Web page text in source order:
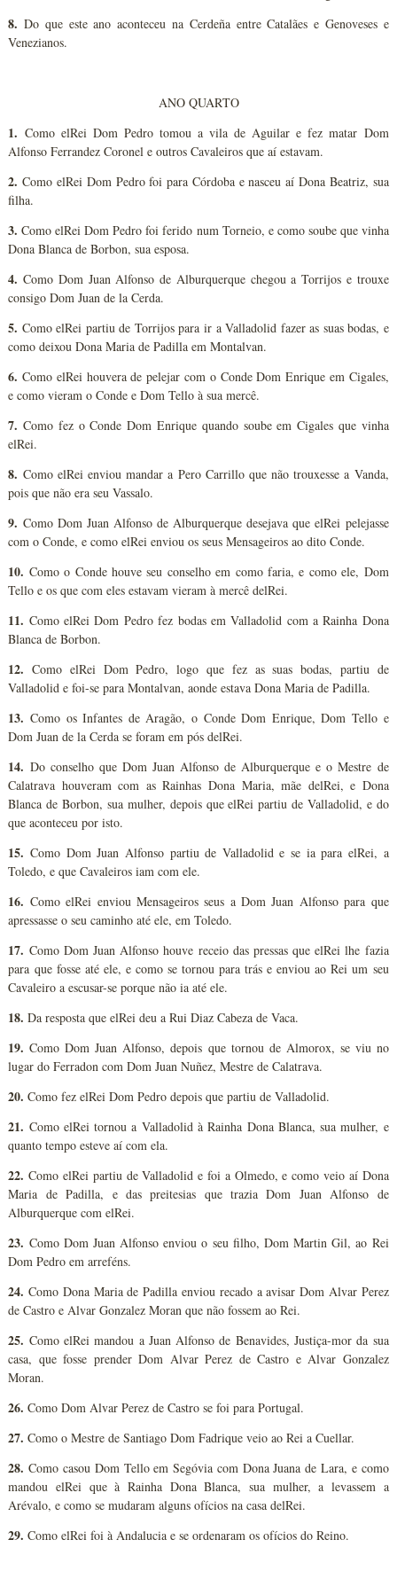
8. Do que este ano aconteceu na Cerdeña entre Catalães e Genoveses e
Venezianos.
ANO QUARTO
1. Como elRei Dom Pedro tomou a vila de Aguilar e fez matar Dom
Alfonso Ferrandez Coronel e outros Cavaleiros que aí estavam.
2. Como elRei Dom Pedro foi para Córdoba e nasceu aí Dona Beatriz, sua
filha.
3. Como elRei Dom Pedro foi ferido num Torneio, e como soube que vinha
Dona Blanca de Borbon, sua esposa.
4. Como Dom Juan Alfonso de Alburquerque chegou a Torrijos e trouxe
consigo Dom Juan de la Cerda.
5. Como elRei partiu de Torrijos para ir a Valladolid fazer as suas bodas, e
como deixou Dona Maria de Padilla em Montalvan.
6. Como elRei houvera de pelejar com o Conde Dom Enrique em Cigales,
e como vieram o Conde e Dom Tello à sua mercê.
7. Como fez o Conde Dom Enrique quando soube em Cigales que vinha
elRei.
8. Como elRei enviou mandar a Pero Carrillo que não trouxesse a Vanda,
pois que não era seu Vassalo.
9. Como Dom Juan Alfonso de Alburquerque desejava que elRei pelejasse
com o Conde, e como elRei enviou os seus Mensageiros ao dito Conde.
10. Como o Conde houve seu conselho em como faria, e como ele, Dom
Tello e os que com eles estavam vieram à mercê delRei.
11. Como elRei Dom Pedro fez bodas em Valladolid com a Rainha Dona
Blanca de Borbon.
12. Como elRei Dom Pedro, logo que fez as suas bodas, partiu de
Valladolid e foi-se para Montalvan, aonde estava Dona Maria de Padilla.
13. Como os Infantes de Aragão, o Conde Dom Enrique, Dom Tello e
Dom Juan de la Cerda se foram em pós delRei.
14. Do conselho que Dom Juan Alfonso de Alburquerque e o Mestre de
Calatrava houveram com as Rainhas Dona Maria, mãe delRei, e Dona
Blanca de Borbon, sua mulher, depois que elRei partiu de Valladolid, e do
que aconteceu por isto.
15. Como Dom Juan Alfonso partiu de Valladolid e se ia para elRei, a
Toledo, e que Cavaleiros iam com ele.
16. Como elRei enviou Mensageiros seus a Dom Juan Alfonso para que
apressasse o seu caminho até ele, em Toledo.
17. Como Dom Juan Alfonso houve receio das pressas que elRei lhe fazia
para que fosse até ele, e como se tornou para trás e enviou ao Rei um seu
Cavaleiro a escusar-se porque não ia até ele.
18. Da resposta que elRei deu a Rui Diaz Cabeza de Vaca.
19. Como Dom Juan Alfonso, depois que tornou de Almorox, se viu no
lugar do Ferradon com Dom Juan Nuñez, Mestre de Calatrava.
20. Como fez elRei Dom Pedro depois que partiu de Valladolid.
21. Como elRei tornou a Valladolid à Rainha Dona Blanca, sua mulher, e
quanto tempo esteve aí com ela.
22. Como elRei partiu de Valladolid e foi a Olmedo, e como veio aí Dona
Maria de Padilla, e das preitesias que trazia Dom Juan Alfonso de
Alburquerque com elRei.
23. Como Dom Juan Alfonso enviou o seu filho, Dom Martin Gil, ao Rei
Dom Pedro em arreféns.
24. Como Dona Maria de Padilla enviou recado a avisar Dom Alvar Perez
de Castro e Alvar Gonzalez Moran que não fossem ao Rei.
25. Como elRei mandou a Juan Alfonso de Benavides, Justiça-mor da sua
casa, que fosse prender Dom Alvar Perez de Castro e Alvar Gonzalez
Moran.
26. Como Dom Alvar Perez de Castro se foi para Portugal.
27. Como o Mestre de Santiago Dom Fadrique veio ao Rei a Cuellar.
28. Como casou Dom Tello em Segóvia com Dona Juana de Lara, e como
mandou elRei que à Rainha Dona Blanca, sua mulher, a levassem a
Arévalo, e como se mudaram alguns ofícios na casa delRei.
29. Como elRei foi à Andalucia e se ordenaram os ofícios do Reino.